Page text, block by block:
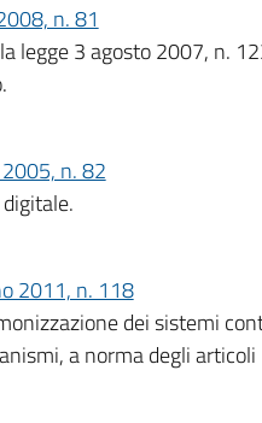
n. 81
legge 3 agosto 2007, n.
n. 82
2011, n. 118
dei sistemi
a norma degli